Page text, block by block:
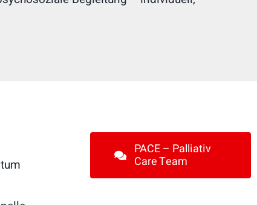
PACE – Palliativ
Care Team